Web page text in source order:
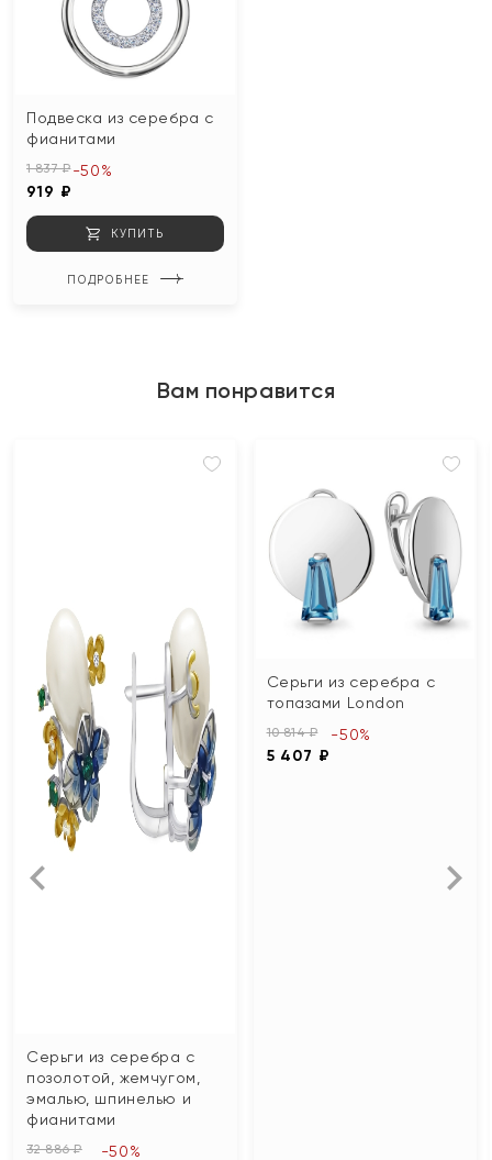
Подвеска из серебра с
фианитами
1 837 ₽
919 ₽
-50%
КУПИТЬ
ПОДРОБНЕЕ
Вам понравится
Серьги из серебра с
позолотой, жемчугом,
эмалью, шпинелью и
фианитами
32 886 ₽ -50%
Серьги из серебра с
топазами London
10 814 ₽
5 407 ₽
-50%